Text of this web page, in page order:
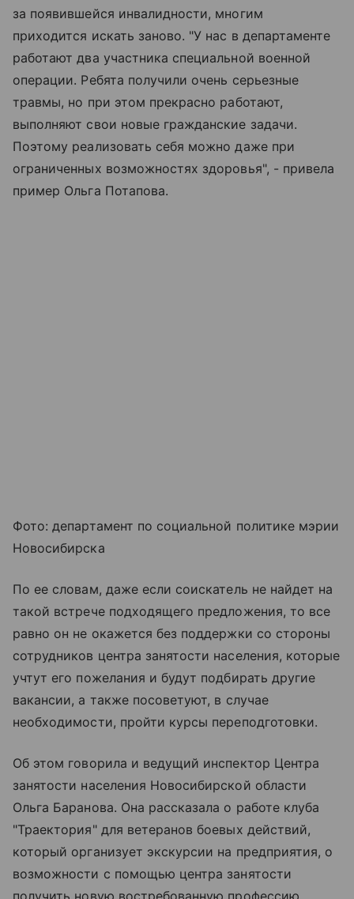
за появившейся инвалидности, многим
приходится искать заново. "У нас в департаменте
работают два участника специальной военной
операции. Ребята получили очень серьезные
травмы, но при этом прекрасно работают,
выполняют свои новые гражданские задачи.
Поэтому реализовать себя можно даже при
ограниченных возможностях здоровья", - привела
пример Ольга Потапова.
Фото: департамент по социальной политике мэрии
Новосибирска
По ее словам, даже если соискатель не найдет на
такой встрече подходящего предложения, то все
равно он не окажется без поддержки со стороны
сотрудников центра занятости населения, которые
учтут его пожелания и будут подбирать другие
вакансии, а также посоветуют, в случае
необходимости, пройти курсы переподготовки.
Об этом говорила и ведущий инспектор Центра
занятости населения Новосибирской области
Ольга Баранова. Она рассказала о работе клуба
"Траектория" для ветеранов боевых действий,
который организует экскурсии на предприятия, о
возможности с помощью центра занятости
получить новую востребованную профессию